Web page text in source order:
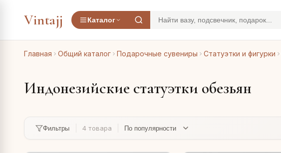
Vintajj Каталог
Главная Общий каталог Подарочные сувениры Статуэтки и фигурки
Индонезийские статуэтки обезьян
Фильтры 4 товара